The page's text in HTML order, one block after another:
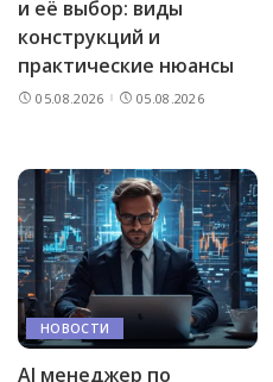
и её выбор: виды
конструкций и
практические нюансы
05.08.2026 05.08.2026
НОВОСТИ
AI менеджер по